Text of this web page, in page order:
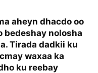
aheyn dhacdo oo
bedeshay nolosha
Tirada dadkii ku
waxaa ka
ku reebay